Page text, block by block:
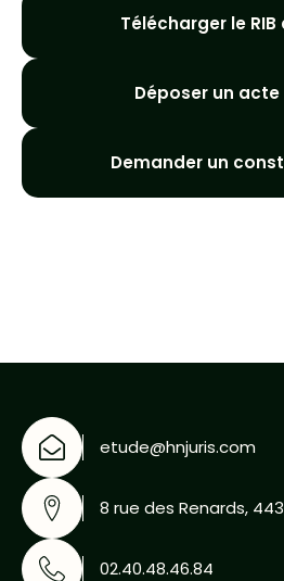
Télécharger le RIB
Déposer un acte
Demander un
etude@hnjuris.com
8 rue des Renards,
02.40.48.46.84